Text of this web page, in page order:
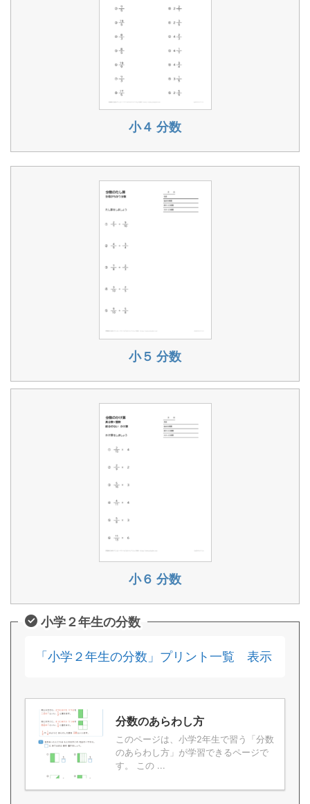
小４ 分数
小５ 分数
小６ 分数
小学２年生の分数
「小学２年生の分数」プリント一覧 表示
分数のあらわし方
このページは、小学2年生で習う「分数
のあらわし方」が学習できるページで
す。 この ...